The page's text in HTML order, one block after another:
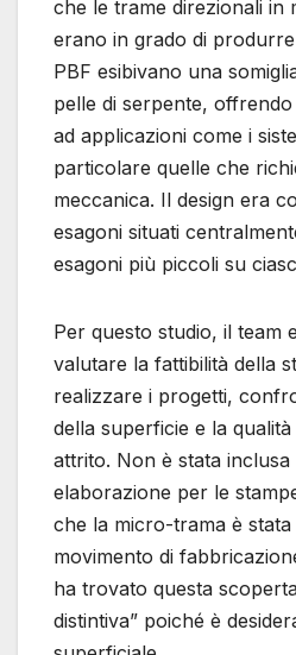
che le trame direzionali in
erano in grado di
PBF esibivano una
pelle di serpente,
ad applicazioni come i
particolare quelle che
meccanica. Il design era
esagoni situati
esagoni più piccoli su
Per questo studio, il team
valutare la fattibilità della
realizzare i progetti,
della superficie e la
attrito. Non è stata
elaborazione per le
che la micro-trama è
movimento di
ha trovato questa
distintiva” poiché è